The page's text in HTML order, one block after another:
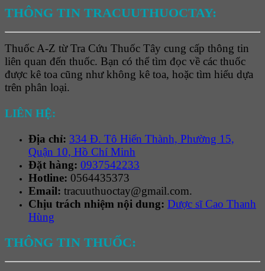
THÔNG TIN TRACUUTHUOCTAY:
Thuốc A-Z từ Tra Cứu Thuốc Tây cung cấp thông tin
liên quan đến thuốc. Bạn có thể tìm đọc về các thuốc
được kê toa cũng như không kê toa, hoặc tìm hiểu dựa
trên phân loại.
LIÊN HỆ:
Địa chỉ: 334 Đ. Tô Hiến Thành, Phường 15,
Quận 10, Hồ Chí Minh
Đặt hàng: 0937542233
Hotline: 0564435373
Email: tracuuthuoctay@gmail.com.
Chịu trách nhiệm nội dung: Dược sĩ Cao Thanh
Hùng
THÔNG TIN THUỐC: